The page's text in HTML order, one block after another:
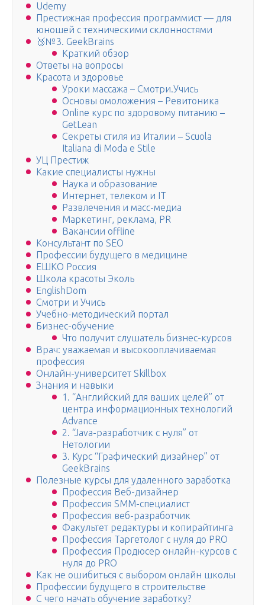
Udemy
Престижная профессия программист — для
юношей с техническими склонностями
🥉№3. GeekBrains
Краткий обзор
Ответы на вопросы
Красота и здоровье
Уроки массажа – Смотри.Учись
Основы омоложения – Ревитоника
Online курс по здоровому питанию –
GetLean
Секреты стиля из Италии – Scuola
Italiana di Moda e Stile
УЦ Престиж
Какие специалисты нужны
Наука и образование
Интернет, телеком и IT
Развлечения и масс-медиа
Маркетинг, реклама, PR
Вакансии offline
Консультант по SEO
Профессии будущего в медицине
ЕШКО Россия
Школа красоты Эколь
EnglishDom
Смотри и Учись
Учебно-методический портал
Бизнес-обучение
Что получит слушатель бизнес-курсов
Врач: уважаемая и высокооплачиваемая
профессия
Онлайн-университет Skillbox
Знания и навыки
1. “Английский для ваших целей” от
центра информационных технологий
Advance
2. “Java-разработчик с нуля” от
Нетологии
3. Курс “Графический дизайнер” от
GeekBrains
Полезные курсы для удаленного заработка
Профессия Веб-дизайнер
Профессия SMM-специалист
Профессия веб-разработчик
Факультет редактуры и копирайтинга
Профессия Таргетолог с нуля до PRO
Профессия Продюсер онлайн-курсов с
нуля до PRO
Как не ошибиться с выбором онлайн школы
Профессии будущего в строительстве
С чего начать обучение заработку?